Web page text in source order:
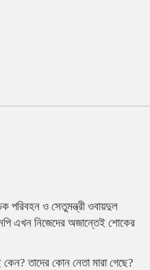
পরিবহন ও সেতুমন্ত্রী ওবায়দুল
এখন নিজেদের অজান্তেই শোকের
তাদের কোন নেতা মারা গেছে?